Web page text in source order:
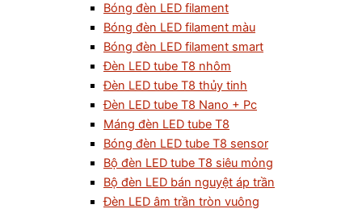
Bóng đèn LED filament
Bóng đèn LED filament màu
Bóng đèn LED filament smart
Đèn LED tube T8 nhôm
Đèn LED tube T8 thủy tinh
Đèn LED tube T8 Nano + Pc
Máng đèn LED tube T8
Bóng đèn LED tube T8 sensor
Bộ đèn LED tube T8 siêu mỏng
Bộ đèn LED bán nguyệt áp trần
Đèn LED âm trần tròn vuông